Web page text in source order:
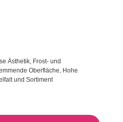
Ästhetik, Frost- und
Oberfläche, Hohe
und Sortiment